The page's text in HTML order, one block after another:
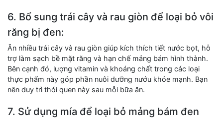
6. Bổ sung trái cây và rau giòn để loại bỏ vôi
răng bị đen:
Ăn nhiều trái cây và rau giòn giúp kích thích tiết nước bọt, hỗ
trợ làm sạch bề mặt răng và hạn chế mảng bám hình thành.
Bên cạnh đó, lượng vitamin và khoáng chất trong các loại
thực phẩm này góp phần nuôi dưỡng nướu khỏe mạnh. Bạn
nên duy trì thói quen này sau mỗi bữa ăn.
7. Sử dụng mía để loại bỏ mảng bám đen